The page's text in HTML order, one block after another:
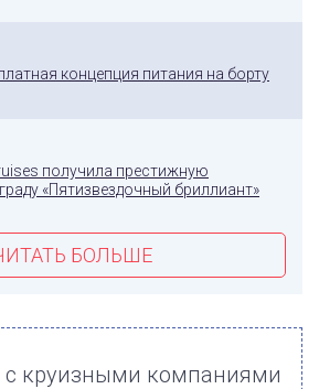
концепция питания на борту
получила престижную
«Пятизвездочный бриллиант»
БОЛЬШЕ
круизными компаниями